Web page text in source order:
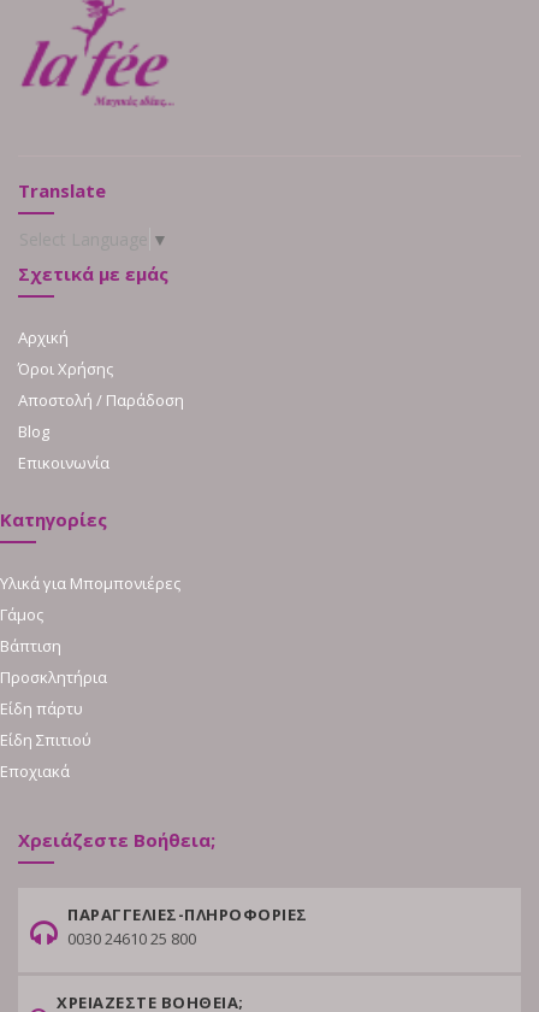
Translate
▼
Σχετικά με εμάς
Αρχική
Όροι Χρήσης
Αποστολή / Παράδοση
Blog
Επικοινωνία
Κατηγορίες
Υλικά για Μπομπονιέρες
Γάμος
Βάπτιση
Προσκλητήρια
Είδη πάρτυ
Είδη Σπιτιού
Εποχιακά
Χρειάζεστε Βοήθεια;
ΠΑΡΑΓΓΕΛΙΕΣ-ΠΛΗΡΟΦΟΡΙΕΣ
0030 24610 25 800
ΧΡΕΙΑΖΕΣΤΕ ΒΟΗΘΕΙΑ;